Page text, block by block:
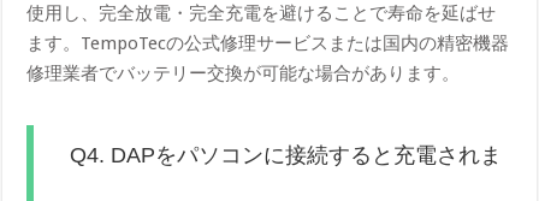
使用し、完全放電・完全充電を避けることで寿命を延ばせ
ます。TempoTecの公式修理サービスまたは国内の精密機器
修理業者でバッテリー交換が可能な場合があります。
Q4. DAPをパソコンに接続すると充電されま